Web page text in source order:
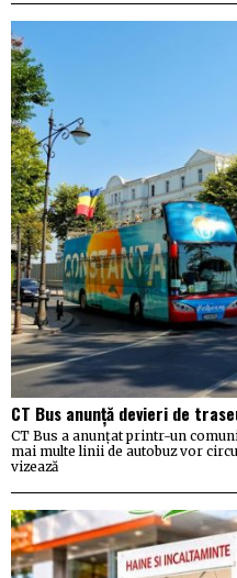
CT Bus anunță devieri de
CT Bus a anunțat printr-un
mai multe linii de autobuz vor
vizează